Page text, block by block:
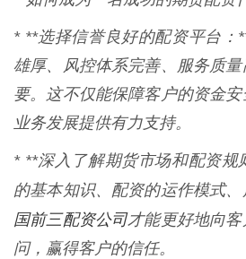
* **选择信誉良好的配资平台：
雄厚、风控体系完善、服务质
要。这不仅能保障客户的资金
业务发展提供有力支持。
* **深入了解期货市场和配资规
的基本知识、配资的运作模式、
国前三配资公司才能更好地向
问，赢得客户的信任。